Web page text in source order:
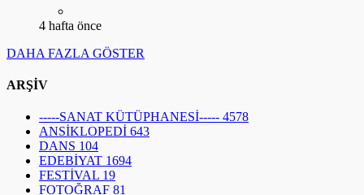
4 hafta önce
DAHA FAZLA GÖSTER
ARŞİV
-----SANAT KÜTÜPHANESİ----- 4578
ANSİKLOPEDİ 643
DANS 104
EDEBİYAT 1694
FESTİVAL 19
FOTOĞRAF 81